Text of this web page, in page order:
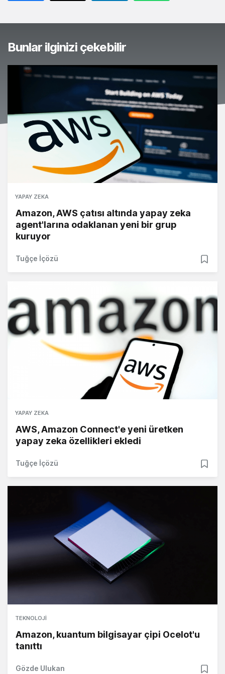
Bunlar ilginizi çekebilir
YAPAY ZEKA
Amazon, AWS çatısı altında yapay zeka
agent'larına odaklanan yeni bir grup
kuruyor
Tuğçe İçözü
YAPAY ZEKA
AWS, Amazon Connect'e yeni üretken
yapay zeka özellikleri ekledi
Tuğçe İçözü
TEKNOLOJI
Amazon, kuantum bilgisayar çipi Ocelot'u
tanıttı
Gözde Ulukan